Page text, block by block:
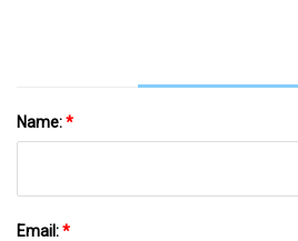
Name:*
Email:*